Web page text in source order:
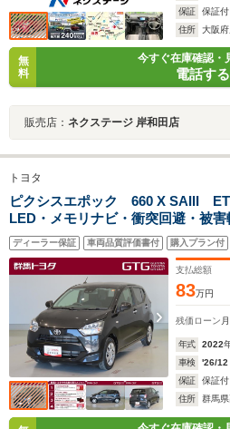
保証
保証付
住所
大阪
無
料
今すぐ在庫確認・
電話する
販売店： ネクステージ 岸和田店
トヨタ
ピクシスエポック 660 X SAIII
LED・メモリナビ・衝突回避・被
違い・車線逸脱警報・先進ライト・
ディーラー保証 車両品質評価書付 購入プラン付
支払総額
83万円
残価ローン
年式 2022
車検
'26/12
保証
保証付
住所
群馬